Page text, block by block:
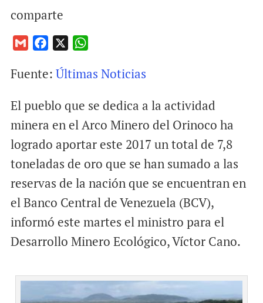
comparte
a
l
c
b
k
a
s
p
Fuente: Últimas Noticias
El pueblo que se dedica a la actividad
minera en el Arco Minero del Orinoco ha
logrado aportar este 2017 un total de 7,8
toneladas de oro que se han sumado a las
reservas de la nación que se encuentran en
el Banco Central de Venezuela (BCV),
informó este martes el ministro para el
Desarrollo Minero Ecológico, Víctor Cano.